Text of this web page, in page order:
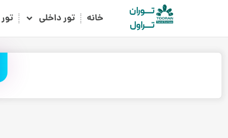
تـــوران
تـــراول
خانه تور داخلی